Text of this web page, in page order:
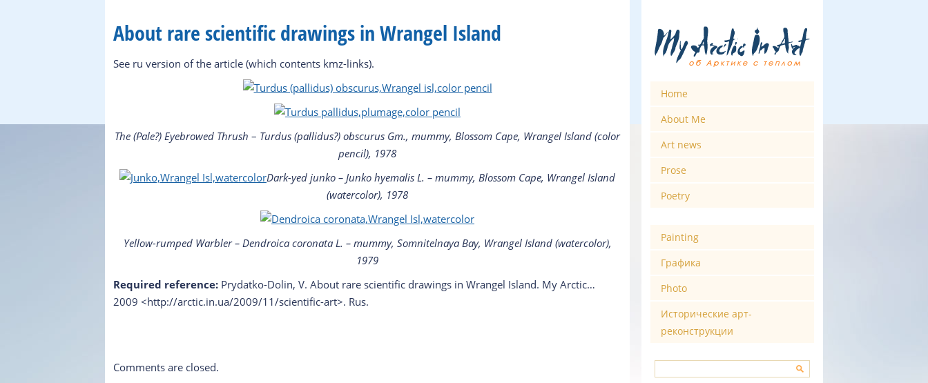
About rare scientific drawings in Wrangel Island
See ru version of the article (which contents kmz-links).
The (Pale?) Eyebrowed Thrush – Turdus (pallidus?) obscurus Gm., mummy, Blossom Cape, Wrangel Island (color
pencil), 1978
Dark-yed junko – Junko hyemalis L. – mummy, Blossom Cape, Wrangel Island
(watercolor), 1978
Yellow-rumped Warbler– Dendroica coronata L. – mummy, Somnitelnaya Bay, Wrangel Island (watercolor),
1979
Required reference: Prydatko-Dolin, V. About rare scientific drawings in Wrangel Island. My Arctic…
2009 <http://arctic.in.ua/2009/11/scientific-art>. Rus.
Comments are closed.
Home
About Me
Art news
Prose
Poetry
Painting
Графика
Photo
Исторические арт-
реконструкции